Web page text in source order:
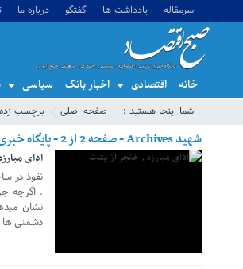
سرمقاله یادداشت ها گفتگو درباره ما
خانه اقتصادی اخبار بانک سیاسی
شما اینجا هستید : صفحه اصلی برچسب
شهید Archives - صفحه 2 از 2 - پایگاه خبری صبح اقتصاد آنلاین،تحلیل اقتصادی،اخبار اقتصادی
06 اکتبر 2017
ادای
نفوذ در
. اگرچه
نشان
دشمنی ها